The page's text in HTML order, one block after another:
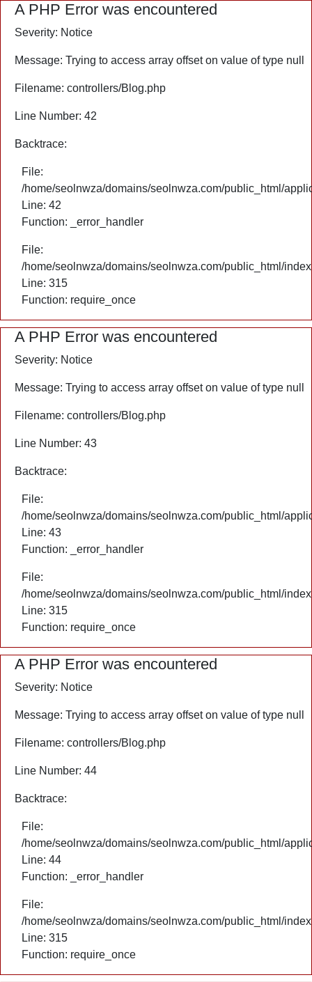
A PHP Error was encountered
Severity: Notice
Message: Trying to access array offset on value of type null
Filename: controllers/Blog.php
Line Number: 42
Backtrace:
File:
/home/seolnwza/domains/seolnwza.com/public_html/
Line: 42
Function: _error_handler
File:
/home/seolnwza/domains/seolnwza.com/public_html/
Line: 315
Function: require_once
A PHP Error was encountered
Severity: Notice
Message: Trying to access array offset on value of type null
Filename: controllers/Blog.php
Line Number: 43
Backtrace:
File:
/home/seolnwza/domains/seolnwza.com/public_html/
Line: 43
Function: _error_handler
File:
/home/seolnwza/domains/seolnwza.com/public_html/
Line: 315
Function: require_once
A PHP Error was encountered
Severity: Notice
Message: Trying to access array offset on value of type null
Filename: controllers/Blog.php
Line Number: 44
Backtrace:
File:
/home/seolnwza/domains/seolnwza.com/public_html/
Line: 44
Function: _error_handler
File:
/home/seolnwza/domains/seolnwza.com/public_html/
Line: 315
Function: require_once